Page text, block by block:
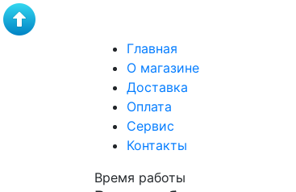
Главная
О магазине
Доставка
Оплата
Сервис
Контакты
Время работы